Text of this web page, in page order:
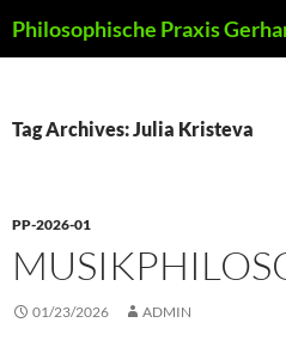
to
Tag Archives: Julia Kristeva
PP-2026-01
01/23/2026 ADMIN